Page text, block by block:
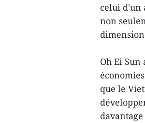
celui d'un
non
Oh Ei
que le